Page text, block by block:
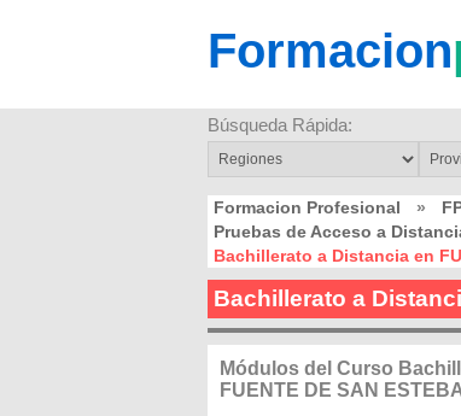
Formacion
Búsqueda Rápida:
Formacion Profesional »
Pruebas de Acceso a
Bachillerato a Distancia en
Bachillerato a
Módulos del Curso
FUENTE DE SAN